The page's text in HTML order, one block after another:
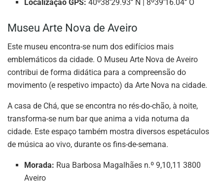
Localização GPS: 40º38’29.93’’ N | 8º39’16.04’’ O
Museu Arte Nova de Aveiro
Este museu encontra-se num dos edifícios mais
emblemáticos da cidade. O Museu Arte Nova de Aveiro
contribui de forma didática para a compreensão do
movimento (e respetivo impacto) da Arte Nova na cidade.
A casa de Chá, que se encontra no rés-do-chão, à noite,
transforma-se num bar que anima a vida noturna da
cidade. Este espaço também mostra diversos espetáculos
de música ao vivo, durante os fins-de-semana.
Morada: Rua Barbosa Magalhães n.º 9,10,11 3800
Aveiro